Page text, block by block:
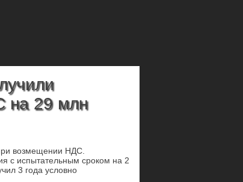
на 29 млн
возмещении НДС.
с испытательным сроком на 2
3 года условно